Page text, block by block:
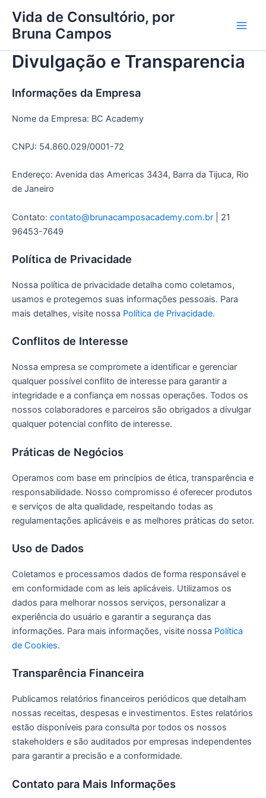
para
conteúdo
Vida de Consultório, por
Bruna Campos
Divulgação e Transparencia
Informações da Empresa
Nome da Empresa: BC Academy
CNPJ: 54.860.029/0001-72
Endereço: Avenida das Americas 3434, Barra da Tijuca, Rio
de Janeiro
Contato: contato@brunacamposacademy.com.br | 21
96453-7649
Política de Privacidade
Nossa política de privacidade detalha como coletamos,
usamos e protegemos suas informações pessoais. Para
mais detalhes, visite nossa Política de Privacidade.
Conflitos de Interesse
Nossa empresa se compromete a identificar e gerenciar
qualquer possível conflito de interesse para garantir a
integridade e a confiança em nossas operações. Todos os
nossos colaboradores e parceiros são obrigados a divulgar
qualquer potencial conflito de interesse.
Práticas de Negócios
Operamos com base em princípios de ética, transparência e
responsabilidade. Nosso compromisso é oferecer produtos
e serviços de alta qualidade, respeitando todas as
regulamentações aplicáveis e as melhores práticas do setor.
Uso de Dados
Coletamos e processamos dados de forma responsável e
em conformidade com as leis aplicáveis. Utilizamos os
dados para melhorar nossos serviços, personalizar a
experiência do usuário e garantir a segurança das
informações. Para mais informações, visite nossa Política
de Cookies.
Transparência Financeira
Publicamos relatórios financeiros periódicos que detalham
nossas receitas, despesas e investimentos. Estes relatórios
estão disponíveis para consulta por todos os nossos
stakeholders e são auditados por empresas independentes
para garantir a precisão e a conformidade.
Contato para Mais Informações